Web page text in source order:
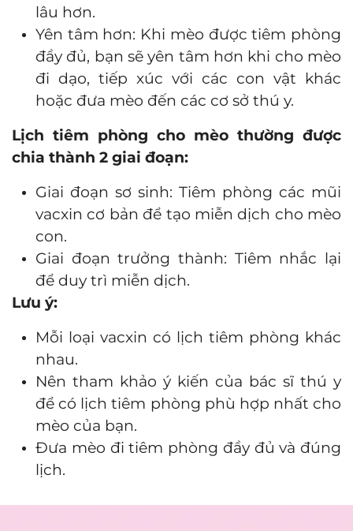
lâu hơn.
Yên tâm hơn: Khi mèo được tiêm phòng
đầy đủ, bạn sẽ yên tâm hơn khi cho mèo
đi dạo, tiếp xúc với các con vật khác
hoặc đưa mèo đến các cơ sở thú y.
Lịch tiêm phòng cho mèo thường được
chia thành 2 giai đoạn:
Giai đoạn sơ sinh: Tiêm phòng các mũi
vacxin cơ bản để tạo miễn dịch cho mèo
con.
Giai đoạn trưởng thành: Tiêm nhắc lại
để duy trì miễn dịch.
Lưu ý:
Mỗi loại vacxin có lịch tiêm phòng khác
nhau.
Nên tham khảo ý kiến của bác sĩ thú y
để có lịch tiêm phòng phù hợp nhất cho
mèo của bạn.
Đưa mèo đi tiêm phòng đầy đủ và đúng
lịch.